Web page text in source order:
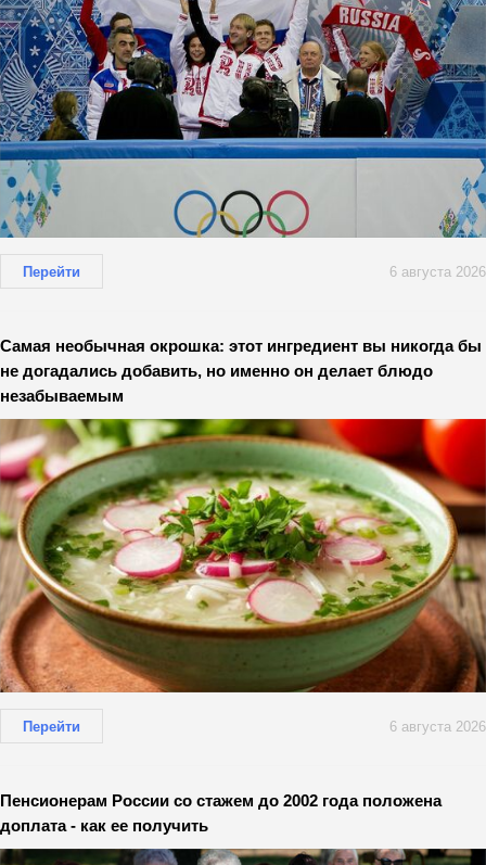
Перейти 6 августа 2026
Самая необычная окрошка: этот ингредиент вы никогда бы
не догадались добавить, но именно он делает блюдо
незабываемым
Перейти 6 августа 2026
Пенсионерам России со стажем до 2002 года положена
доплата - как ее получить